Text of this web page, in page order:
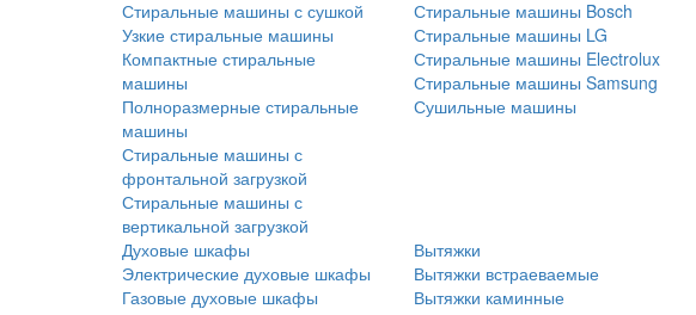
Стиральные машины с сушкой
Узкие стиральные машины
Компактные стиральные
машины
Полноразмерные стиральные
машины
Стиральные машины с
фронтальной загрузкой
Стиральные машины с
вертикальной загрузкой
Стиральные машины Bosch
Стиральные машины LG
Стиральные машины Electrolux
Стиральные машины Samsung
Сушильные машины
Духовые шкафы
Электрические духовые шкафы
Газовые духовые шкафы
Вытяжки
Вытяжки встраеваемые
Вытяжки каминные